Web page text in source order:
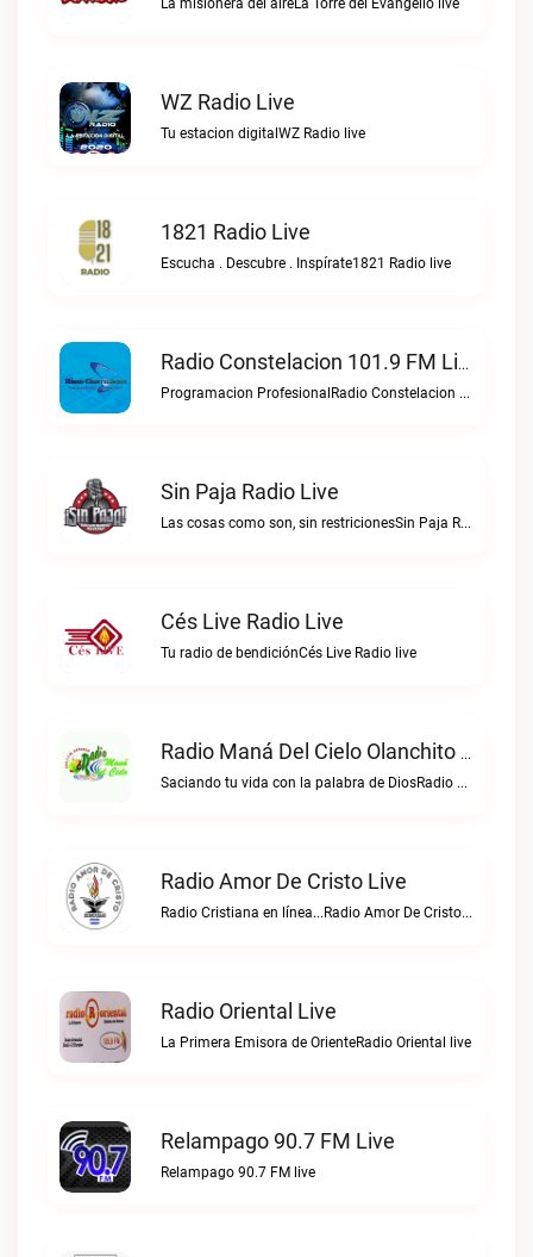
La misionera del aireLa Torre del Evangelio live
WZ Radio Live
Tu estacion digitalWZ Radio live
1821 Radio Live
Escucha . Descubre . Inspírate1821 Radio live
Radio Constelacion 101.9 FM Live
Programacion ProfesionalRadio Constelacion 101.9 FM live
Sin Paja Radio Live
Las cosas como son, sin restricionesSin Paja Radio live
Cés Live Radio Live
Tu radio de bendiciónCés Live Radio live
Radio Maná Del Cielo Olanchito Live
Saciando tu vida con la palabra de DiosRadio Maná del Cielo Olanchito live
Radio Amor De Cristo Live
Radio Cristiana en línea...Radio Amor De Cristo live
Radio Oriental Live
La Primera Emisora de OrienteRadio Oriental live
Relampago 90.7 FM Live
Relampago 90.7 FM live